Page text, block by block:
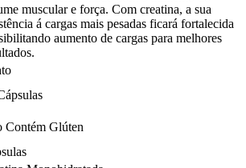
muscular e força. Com creatina, a sua
á cargas mais pesadas ficará fortalecida
aumento de cargas para melhores
Contém Glúten